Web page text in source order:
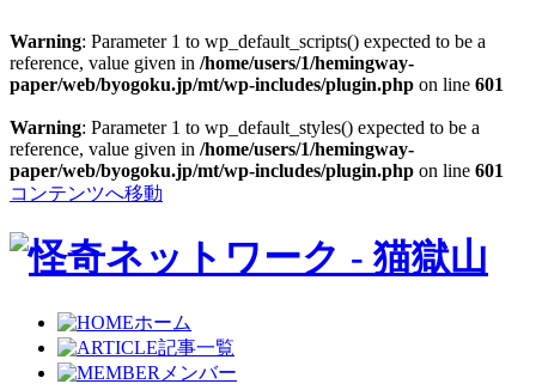
Warning: Parameter 1 to wp_default_scripts() expected to be a
reference, value given in /home/users/1/hemingway-
paper/web/byogoku.jp/mt/wp-includes/plugin.php on line 601
Warning: Parameter 1 to wp_default_styles() expected to be a
reference, value given in /home/users/1/hemingway-
paper/web/byogoku.jp/mt/wp-includes/plugin.php on line 601
コンテンツへ移動
ホーム
記事一覧
メンバー